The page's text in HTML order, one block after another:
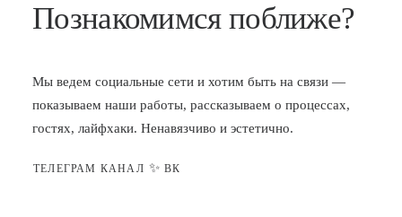
Познакомимся поближе?
Мы ведем социальные сети и хотим быть на связи —
показываем наши работы, рассказываем о процессах,
гостях, лайфхаки. Ненавязчиво и эстетично.
ТЕЛЕГРАМ КАНАЛ ✨ ВК